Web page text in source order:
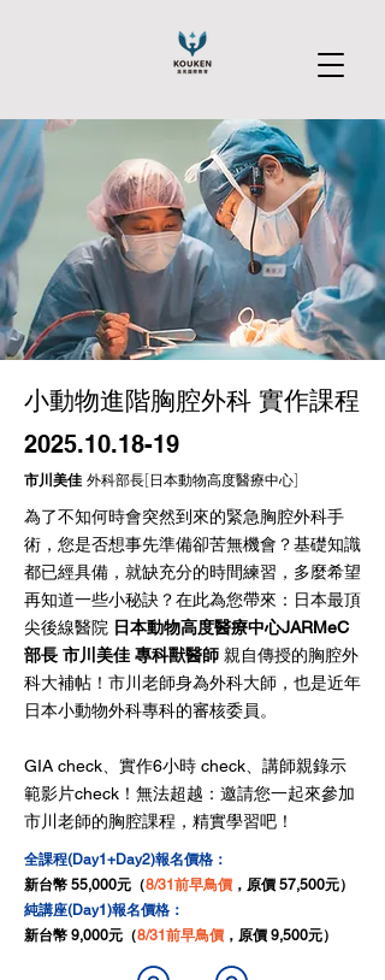
小動物進階胸腔外科 實作課程
2025.10.18-19
​市川美佳 外科部長[日本動物高度醫療中心]
為了不知何時會突然到來的緊急胸腔外科手
術，您是否想事先準備卻苦無機會？基礎知識
都已經具備，就缺充分的時間練習，多麼希望
再知道一些小秘訣？在此為您帶來：日本最頂
尖後線醫院 日本動物高度醫療中心JARMeC
部長 市川美佳 專科獸醫師 親自傳授的胸腔外
科大補帖！市川老師身為外科大師，也是近年
日本小動物外科專科的審核委員。
GIA check、實作6小時 check、講師親錄示
範影片check！無法超越：邀請您一起來參加
市川老師的胸腔課程，精實學習吧！
全課程​(Day1+Day2)報名價格：
新台幣 55,000元（8/31前早鳥價 ，原價 57,500元）
純講座(Day1)報名價格：
新台幣 9,000元（8/31前早鳥價 ，原價 9,500元）